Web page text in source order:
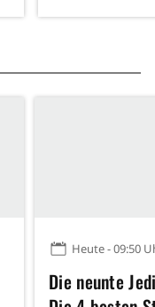
Heute - 09:50
Die neunte